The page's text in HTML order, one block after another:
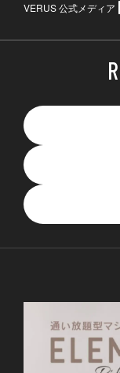
VERUS 公式メディア